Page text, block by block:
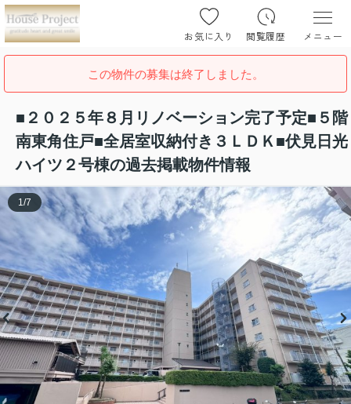
お気に入り 閲覧履歴 メニュー
この物件の募集は終了しました。
■２０２５年８月リノベーション完了予定■５階
南東角住戸■全居室収納付き３ＬＤＫ■伏見日光
ハイツ２号棟の過去掲載物件情報
1 /7